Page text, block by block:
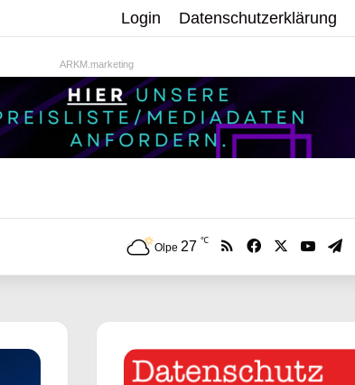
Login Datenschutzerklärung
ARKM.marketing
Olpe 27 ℃ RSS Facebook